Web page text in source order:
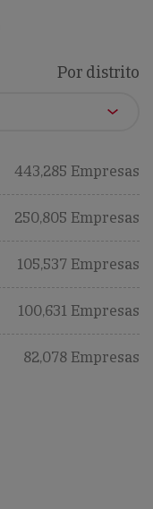
Por distrito
443,285 Empresas
250,805 Empresas
105,537 Empresas
100,631 Empresas
82,078 Empresas